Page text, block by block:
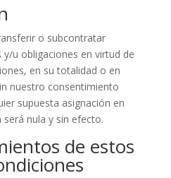
o subcontratar
u obligaciones en virtud de
en su totalidad o en
nuestro consentimiento
supuesta asignación en
nula y sin efecto.
de estos